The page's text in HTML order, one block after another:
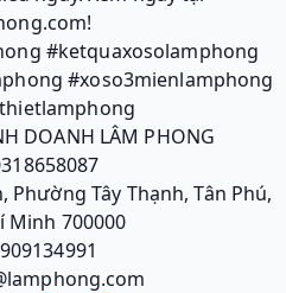
#ketquaxosolamphong
#xoso3mienlamphong
DOANH LÂM PHONG
Phường Tây Thạnh, Tân Phú,
Minh 700000